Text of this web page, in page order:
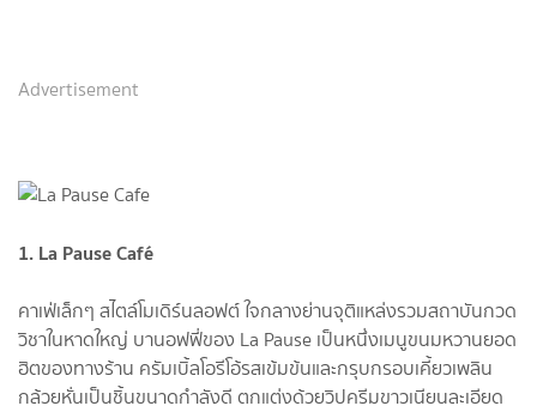
Advertisement
1. La Pause Café
คาเฟ่เล็กๆ สไตล์โมเดิร์นลอฟต์ ใจกลางย่านจุติแหล่งรวมสถาบันกวด
วิชาในหาดใหญ่ บานอฟฟี่ของ La Pause เป็นหนึ่งเมนูขนมหวานยอด
ฮิตของทางร้าน ครัมเบิ้ลโอรีโอ้รสเข้มข้นและกรุบกรอบเคี้ยวเพลิน
กล้วยหั่นเป็นชิ้นขนาดกำลังดี ตกแต่งด้วยวิปครีมขาวเนียนละเอียด